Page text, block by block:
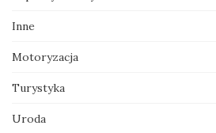
Inne
Motoryzacja
Turystyka
Uroda